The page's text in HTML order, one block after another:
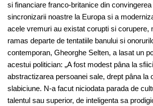
si financiare franco-britanice din
sincronizarii noastre la Europa si a
acele vremuri au existat corupti si corupere,
ramas departe de tentatiile banului si
contemporan, Gheorghe Selten, a lasat un
acestui politician: „A fost modest pâna la
abstractizarea persoanei sale, drept pâna la
slabiciune. N-a facut niciodata parada de
talentul sau superior, de inteligenta sa